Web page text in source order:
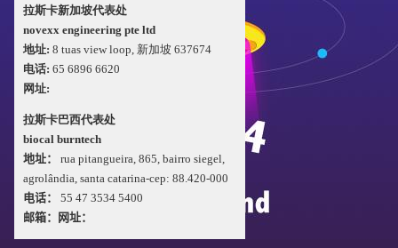
拉斯卡新加坡代表处
novexx engineering pte ltd
地址: 8 tuas view loop, 新加坡 637674
电话: 65 6896 6620
网址:
拉斯卡巴西代表处
biocal burntech
地址：
rua pitangueira, 865, bairro siegel,
agrolândia, santa catarina-cep: 88.420-000
电话：
55 47 3534 5400
邮箱：
网址：